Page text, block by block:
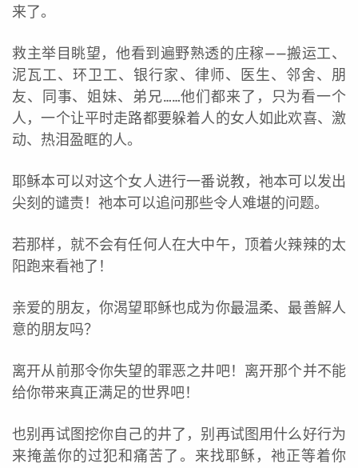
来了。
救主举目眺望，他看到遍野熟透的庄稼——搬运工、
泥瓦工、环卫工、银行家、律师、医生、邻舍、朋
友、同事、姐妹、弟兄……他们都来了，只为看一个
人，一个让平时走路都要躲着人的女人如此欢喜、激
动、热泪盈眶的人。
耶稣本可以对这个女人进行一番说教，祂本可以发出
尖刻的谴责！祂本可以追问那些令人难堪的问题。
若那样，就不会有任何人在大中午，顶着火辣辣的太
阳跑来看祂了！
亲爱的朋友，你渴望耶稣也成为你最温柔、最善解人
意的朋友吗？
离开从前那令你失望的罪恶之井吧！离开那个并不能
给你带来真正满足的世界吧！
也别再试图挖你自己的井了，别再试图用什么好行为
来掩盖你的过犯和痛苦了。来找耶稣，祂正等着你